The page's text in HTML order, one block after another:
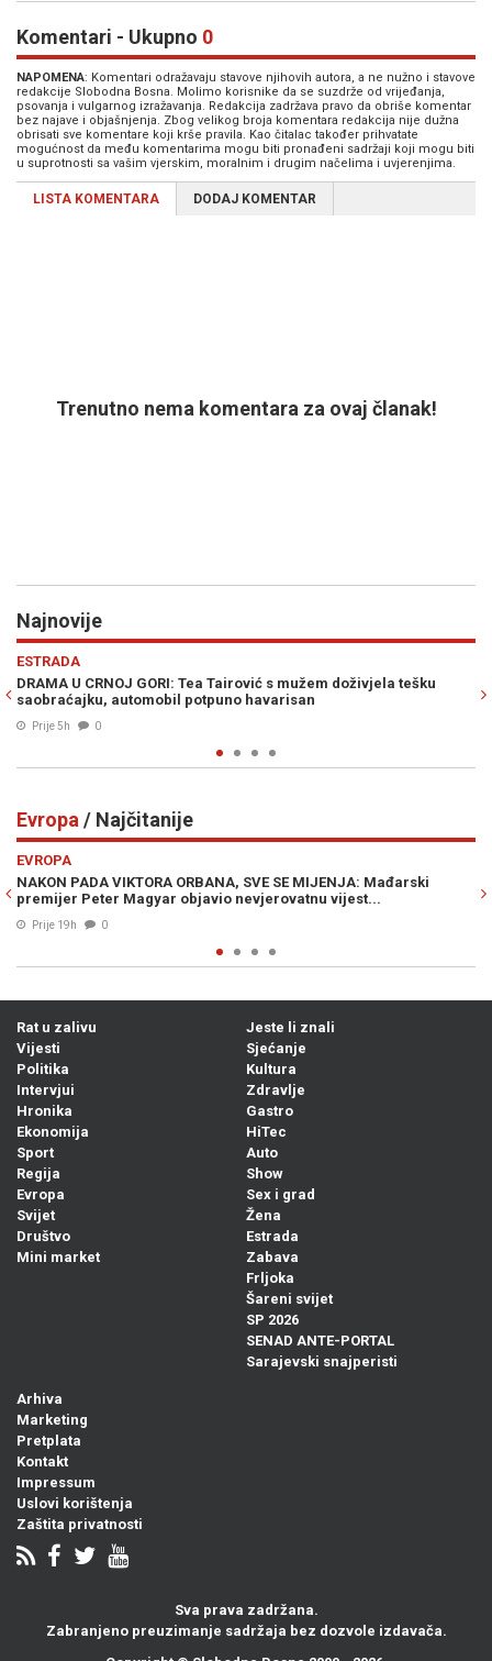
Komentari - Ukupno 0
NAPOMENA: Komentari odražavaju stavove njihovih autora, a ne nužno i stavove
redakcije Slobodna Bosna. Molimo korisnike da se suzdrže od vrijeđanja,
psovanja i vulgarnog izražavanja. Redakcija zadržava pravo da obriše komentar
bez najave i objašnjenja. Zbog velikog broja komentara redakcija nije dužna
obrisati sve komentare koji krše pravila. Kao čitalac također prihvatate
mogućnost da među komentarima mogu biti pronađeni sadržaji koji mogu biti
u suprotnosti sa vašim vjerskim, moralnim i drugim načelima i uvjerenjima.
LISTA KOMENTARA DODAJ KOMENTAR
Trenutno nema komentara za ovaj članak!
Najnovije
doživjela tešku
BAKIR IZETBEGOVIĆ SIGURAN U POBJEDU SDA:
prekrižena, napravili su samo belaj"
Evropa / Najčitanije
Mađarski
vijest...
NOVA ODLUKA KREMLJA IZAZVALA HAOS U
strahu masovno rasprodaju imovinu i bježe iz
Rat u zalivu
Vijesti
Politika
Intervjui
Hronika
Ekonomija
Sport
Regija
Evropa
Svijet
Društvo
Mini market
Jeste li znali
Sjećanje
Kultura
Zdravlje
Gastro
HiTec
Auto
Show
Sex i grad
Žena
Estrada
Zabava
Frljoka
Šareni svijet
SP 2026
SENAD ANTE-PORTAL
Sarajevski snajperisti
Arhiva
Marketing
Pretplata
Kontakt
Impressum
Uslovi korištenja
Zaštita privatnosti
Sva prava zadržana.
Zabranjeno preuzimanje sadržaja bez dozvole izdavača.